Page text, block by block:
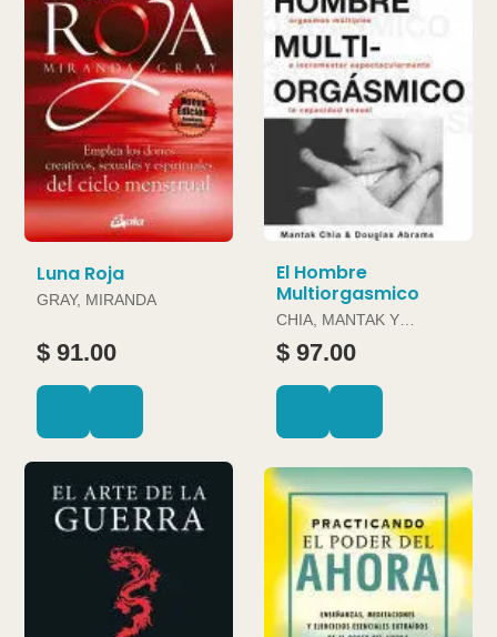
Luna Roja
GRAY, MIRANDA
$ 91.00
El Hombre
Multiorgasmico
CHIA, MANTAK Y
DOUGLAS ABRAMS
$ 97.00